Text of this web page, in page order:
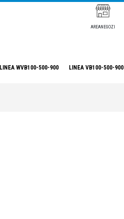
AREANEGOZI
LINEA WVB100-500-900 LINEA VB100-500-900